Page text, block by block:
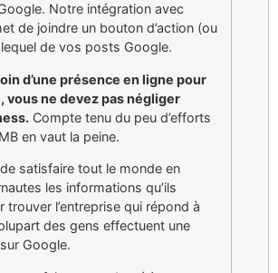
Notre intégration avec
de joindre un bouton d’action (ou
lequel de vos posts Google.
d’une présence en ligne pour
ne devez pas négliger
Compte tenu du peu d’efforts
en vaut la peine.
satisfaire tout le monde en
les informations qu’ils
trouver l’entreprise qui répond à
des gens effectuent une
Google.